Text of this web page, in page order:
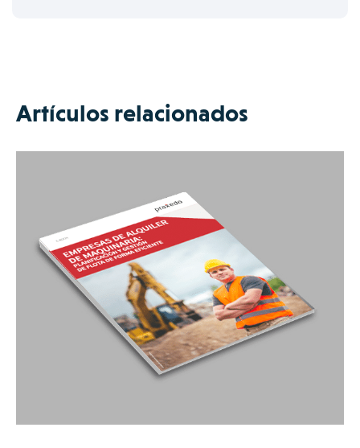
Artículos relacionados